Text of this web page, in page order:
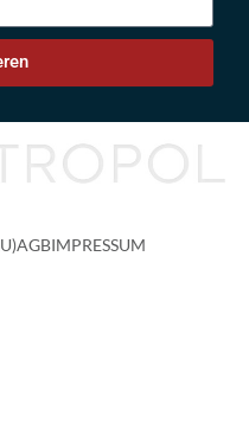
AGBIMPRESSUM